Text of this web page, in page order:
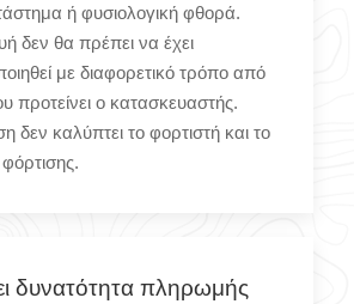
ή φυσιολογική φθορά.
δεν θα πρέπει να έχει
με διαφορετικό τρόπο από
προτείνει ο κατασκευαστής.
δεν καλύπτει το φορτιστή και το
δυνατότητα πληρωμής